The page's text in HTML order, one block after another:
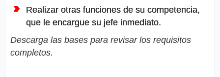
Realizar otras funciones de su competencia,
que le encargue su jefe inmediato.
Descarga las bases para revisar los requisitos
completos.